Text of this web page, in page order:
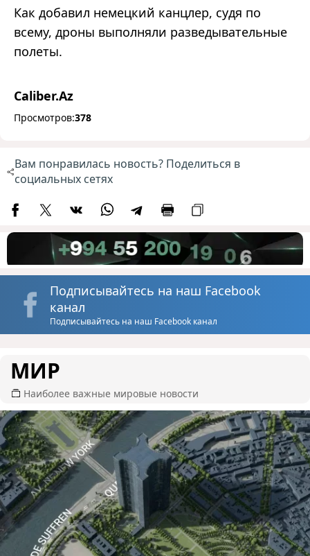
Как добавил немецкий канцлер, судя по
всему, дроны выполняли разведывательные
полеты.
Caliber.Az
Просмотров:378
Вам понравилась новость? Поделиться в
социальных сетях
Подписывайтесь на наш Facebook
канал
Подписывайтесь на наш Facebook канал
МИР
Наиболее важные мировые новости